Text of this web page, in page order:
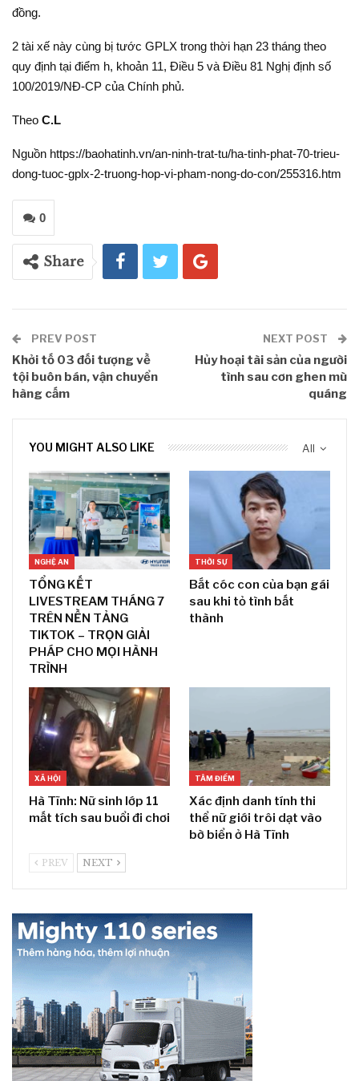
đồng.
2 tài xế này cùng bị tước GPLX trong thời hạn 23 tháng theo
quy định tại điểm h, khoản 11, Điều 5 và Điều 81 Nghị định số
100/2019/NĐ-CP của Chính phủ.
Theo C.L
Nguồn https://baohatinh.vn/an-ninh-trat-tu/ha-tinh-phat-70-trieu-
dong-tuoc-gplx-2-truong-hop-vi-pham-nong-do-con/255316.htm
0
Share
PREV POST
Khởi tố 03 đối tượng về
tội buôn bán, vận chuyển
hàng cấm
NEXT POST
Hủy hoại tài sản của người
tình sau cơn ghen mù
quáng
All
YOU MIGHT ALSO LIKE
NGHỆ AN
TỔNG KẾT
LIVESTREAM THÁNG 7
TRÊN NỀN TẢNG
TIKTOK – TRỌN GIẢI
PHÁP CHO MỌI HÀNH
TRÌNH
THỜI SỰ
Bắt cóc con của bạn gái
sau khi tỏ tình bất
thành
XÃ HỘI
Hà Tĩnh: Nữ sinh lớp 11
mất tích sau buổi đi chơi
TÂM ĐIỂM
Xác định danh tính thi
thể nữ giới trôi dạt vào
bờ biển ở Hà Tĩnh
PREV NEXT